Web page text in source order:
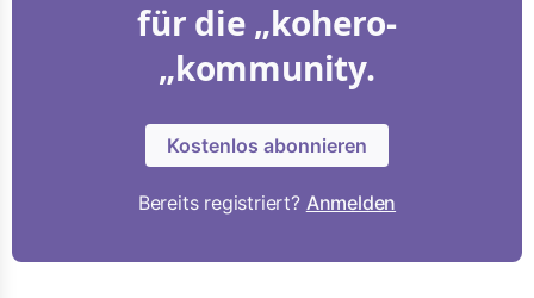
für die „kohero-
„kommunity.
Kostenlos abonnieren
Bereits registriert? Anmelden